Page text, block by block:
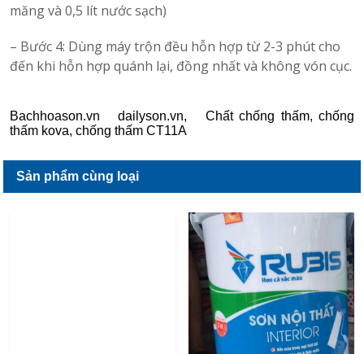
măng và 0,5 lít nước sạch)
– Bước 4: Dùng máy trộn đều hỗn hợp từ 2-3 phút cho
đến khi hỗn hợp quánh lại, đồng nhất và không vón cục.
Bachhoason.vn dailyson.vn, Chất chống thấm, chống
thấm kova, chống thấm CT11A
Sản phẩm cùng loại